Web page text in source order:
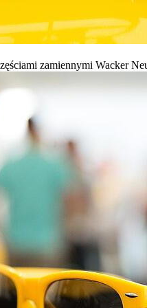
zamiennymi Wacker